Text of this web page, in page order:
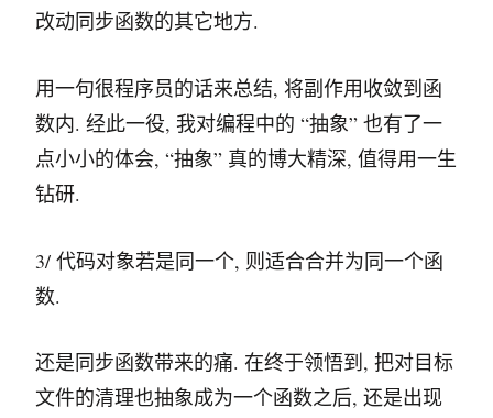
改动同步函数的其它地方.
用一句很程序员的话来总结, 将副作用收敛到函
数内. 经此一役, 我对编程中的 “抽象” 也有了一
点小小的体会, “抽象” 真的博大精深, 值得用一生
钻研.
3/ 代码对象若是同一个, 则适合合并为同一个函
数.
还是同步函数带来的痛. 在终于领悟到, 把对目标
文件的清理也抽象成为一个函数之后, 还是出现